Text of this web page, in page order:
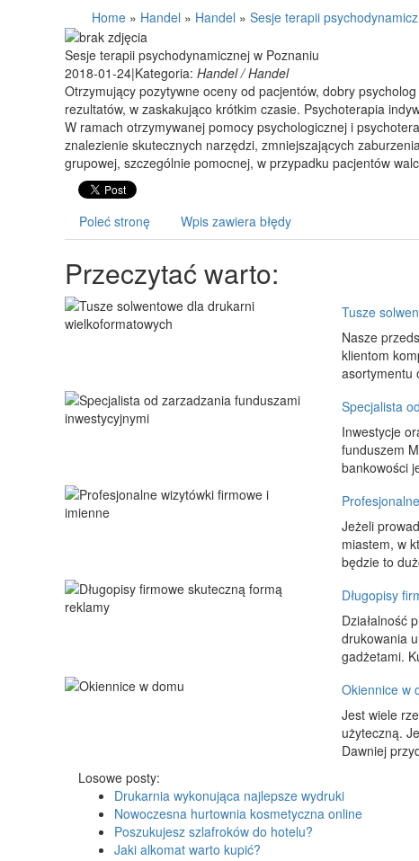
Home » Handel » Handel » Sesje terapii
Sesje terapii psychodynamicznej w Poznaniu
2018-01-24|Kategoria: Handel / Handel
Otrzymujący pozytywne oceny od pacjentów, dobry
rezultatów, w zaskakująco krótkim czasie. Psychoterapia
W ramach otrzymywanej pomocy psychologicznej i
znalezienie skutecznych narzędzi, zmniejszających
grupowej, szczególnie pomocnej, w przypadku pacjentów
Poleć stronę Wpis zawiera błędy
Przeczytać warto:
Tusze
Nasze
klientom
asortymentu
Specjalista
Inwestycje
funduszem
bankowości
Jeżeli
miastem, w
będzie to
Długopisy
Działalność
drukowania
gadżetami.
Okiennice w
Jest wiele
użyteczną.
Dawniej
Losowe posty:
Drukarnia wykonująca najlepsze wydruki
Nowoczesna hurtownia kosmetyczna online
Poszukujesz szlafroków do hotelu?
Jaki alkomat warto kupić?